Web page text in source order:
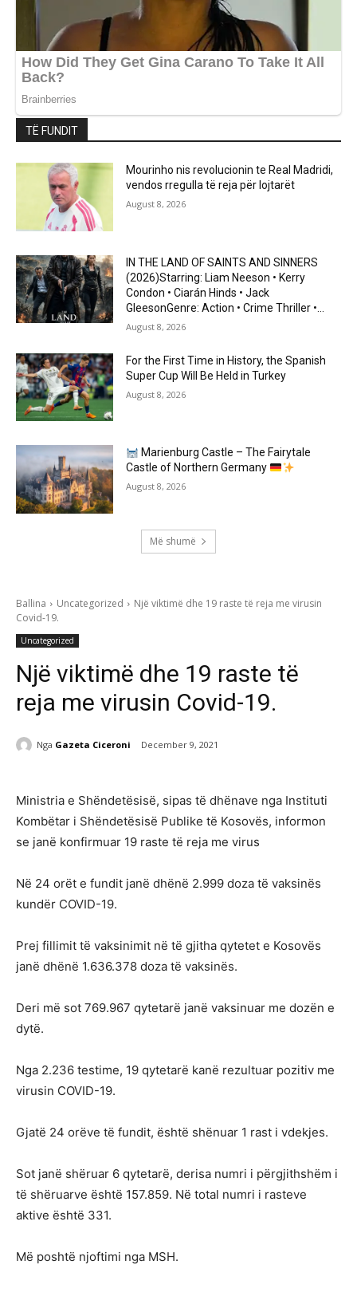
TË FUNDIT
Mourinho nis revolucionin te Real Madridi,
vendos rregulla të reja për lojtarët
August 8, 2026
IN THE LAND OF SAINTS AND SINNERS
(2026)Starring: Liam Neeson • Kerry
Condon • Ciarán Hinds • Jack
GleesonGenre: Action • Crime Thriller •...
August 8, 2026
For the First Time in History, the Spanish
Super Cup Will Be Held in Turkey
August 8, 2026
Marienburg Castle – The Fairytale
Castle of Northern Germany
August 8, 2026
Më shumë